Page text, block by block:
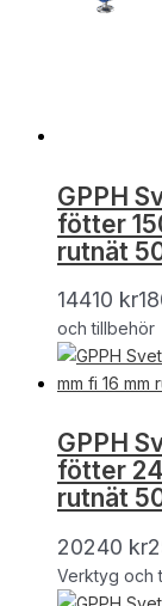
GPPH
fötter
rutnät
14410 kr
och tillbehör
GPPH
fötter
rutnät
20240 kr
Verktyg och